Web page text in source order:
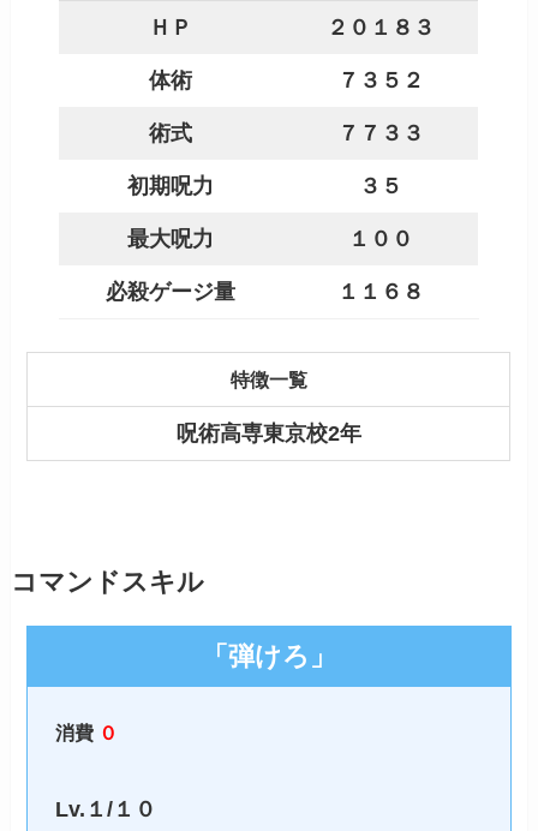
ＨＰ ２０１８３
体術 ７３５２
術式 ７７３３
初期呪力 ３５
最大呪力 １００
必殺ゲージ量 １１６８
特徴一覧
呪術高専東京校2年
コマンドスキル
「弾けろ」
消費 ０
Lv.１/１０